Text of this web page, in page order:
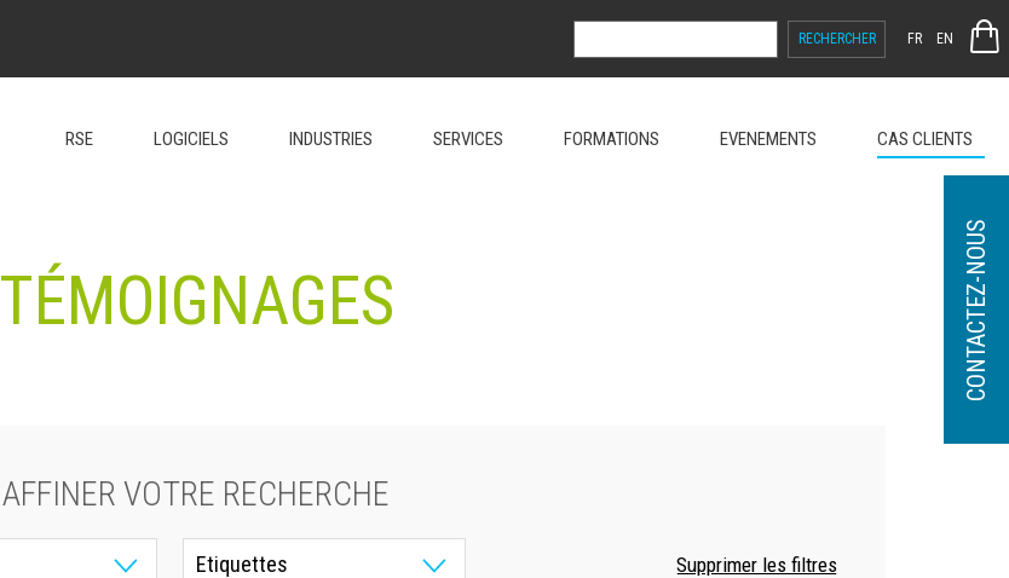
RECHERCHER :
FR EN
RSE LOGICIELS INDUSTRIES SERVICES FORMATIONS EVENEMENTS CAS CLIENTS
CONTACTEZ-NOUS
TÉMOIGNAGES
AFFINER VOTRE RECHERCHE